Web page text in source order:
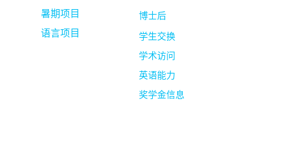
暑期项目
语言项目
博士后
学生交换
学术访问
英语能力
奖学金信息